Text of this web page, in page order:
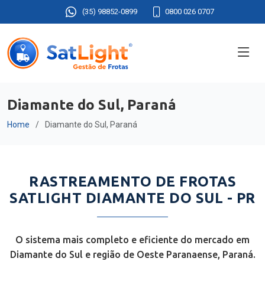
(35) 98852-0899 0800 026 0707
Diamante do Sul, Paraná
Home Diamante do Sul, Paraná
RASTREAMENTO DE FROTAS
SATLIGHT DIAMANTE DO SUL - PR
O sistema mais completo e eficiente do mercado em
Diamante do Sul e região de Oeste Paranaense, Paraná.